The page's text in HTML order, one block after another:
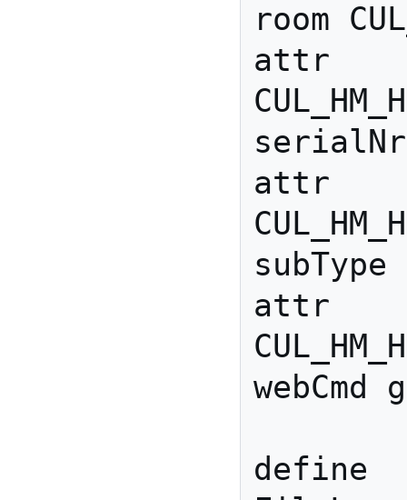
room
attr
serialNr
attr
subType
attr
webCmd
define